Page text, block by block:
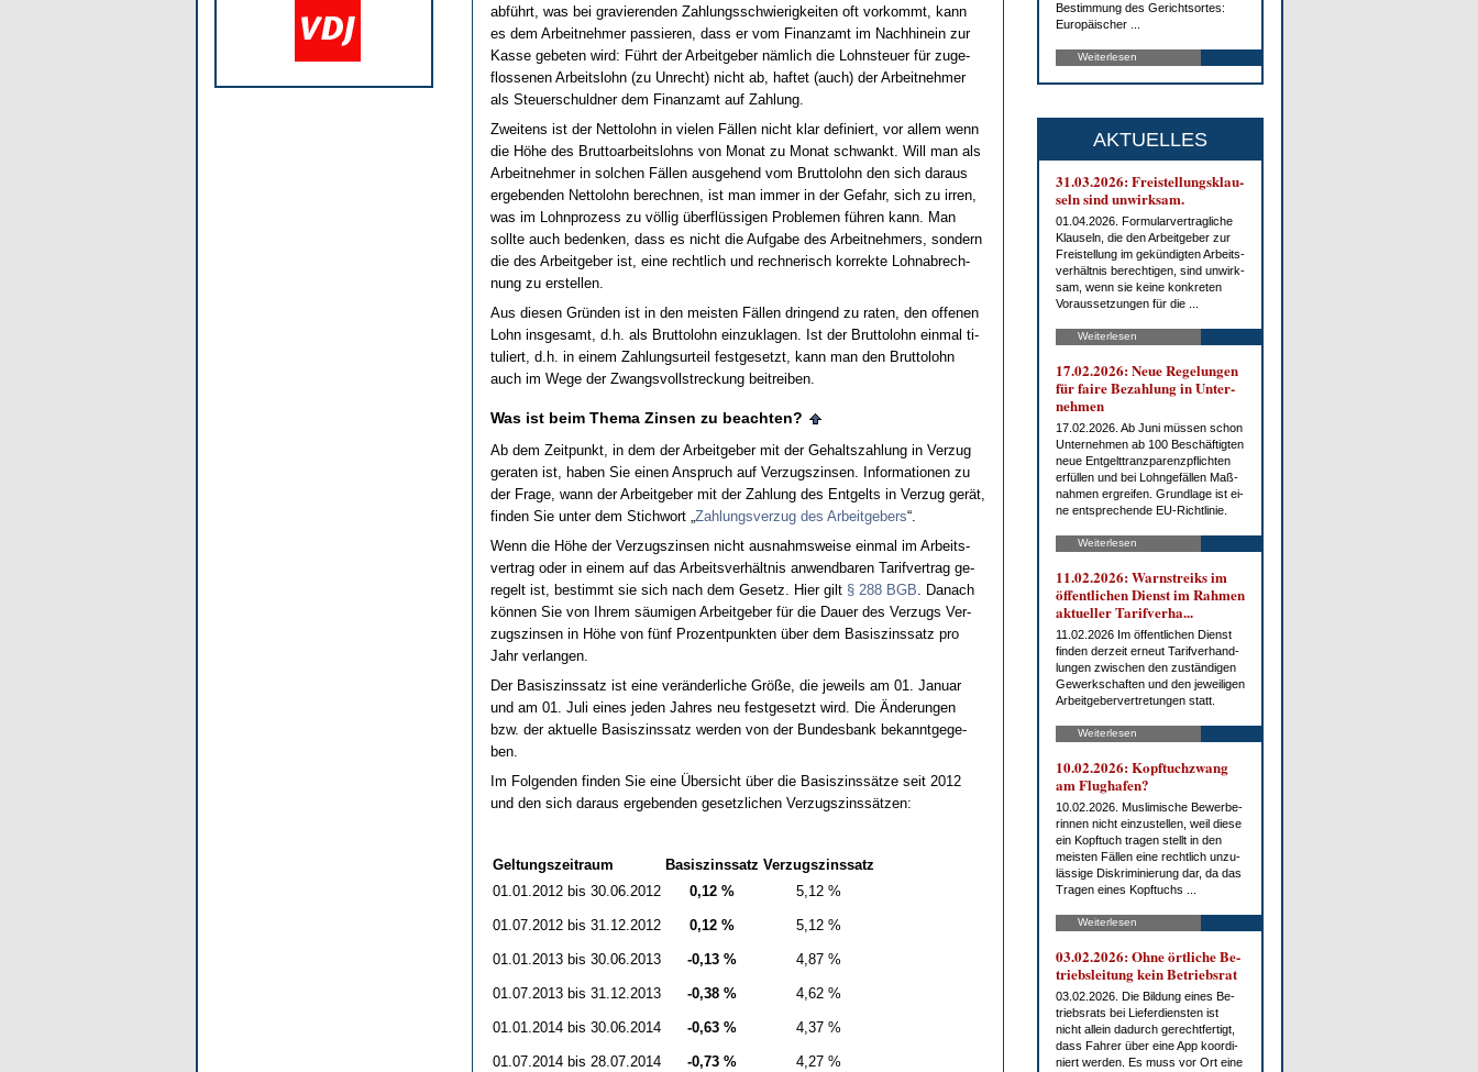
abführt, was bei gra­vie­ren­den Zah­lungs­schwie­rig­kei­ten oft vor­kommt, kann
es dem Ar­beit­neh­mer pas­sie­ren, dass er vom Fi­nanz­amt im Nach­hin­ein zur
Kas­se ge­be­ten wird: Führt der Ar­beit­ge­ber nämlich die Lohn­steu­er für zu­ge­
flos­se­nen Ar­beits­lohn (zu Un­recht) nicht ab, haf­tet (auch) der Ar­beit­neh­mer
als Steu­er­schuld­ner dem Fi­nanz­amt auf Zah­lung.
Zwei­tens ist der Net­to­lohn in vie­len Fällen nicht klar de­fi­niert, vor al­lem wenn
die Höhe des Brut­to­ar­beits­lohns von Mo­nat zu Mo­nat schwankt. Will man als
Ar­beit­neh­mer in sol­chen Fällen aus­ge­hend vom Brut­to­lohn den sich dar­aus
er­ge­ben­den Net­to­lohn be­rech­nen, ist man im­mer in der Ge­fahr, sich zu ir­ren,
was im Lohn­pro­zess zu völlig überflüssi­gen Pro­ble­men führen kann. Man
soll­te auch be­den­ken, dass es nicht die Auf­ga­be des Ar­beit­neh­mers, son­dern
die des Ar­beit­ge­ber ist, ei­ne recht­lich und rech­ne­risch kor­rek­te Lohn­ab­rech­
nung zu er­stel­len.
Aus die­sen Gründen ist in den meis­ten Fällen drin­gend zu ra­ten, den of­fe­nen
Lohn ins­ge­samt, d.h. als Brut­to­lohn ein­zu­kla­gen. Ist der Brut­to­lohn ein­mal ti­
tu­liert, d.h. in ei­nem Zah­lungs­ur­teil fest­ge­setzt, kann man den Brut­to­lohn
auch im We­ge der Zwangs­voll­stre­ckung bei­trei­ben.
Was ist beim The­ma Zin­sen zu be­ach­ten?
Ab dem Zeit­punkt, in dem der Ar­beit­ge­ber mit der Ge­halts­zah­lung in Ver­zug
ge­ra­ten ist, ha­ben Sie ei­nen An­spruch auf Ver­zugs­zin­sen. In­for­ma­tio­nen zu
der Fra­ge, wann der Ar­beit­ge­ber mit der Zah­lung des Ent­gelts in Ver­zug gerät,
fin­den Sie un­ter dem Stich­wort „ Zah­lungs­ver­zug des Ar­beit­ge­bers“.
Wenn die Höhe der Ver­zugs­zin­sen nicht aus­nahms­wei­se ein­mal im Ar­beits­
ver­trag oder in ei­nem auf das Ar­beits­verhält­nis an­wend­ba­ren Ta­rif­ver­trag ge­
re­gelt ist, be­stimmt sie sich nach dem Ge­setz. Hier gilt § 288 BGB . Da­nach
können Sie von Ih­rem säum­i­gen Ar­beit­ge­ber für die Dau­er des Ver­zugs Ver­
zugs­zin­sen in Höhe von fünf Pro­zent­punk­ten über dem Ba­sis­zins­satz pro
Jahr ver­lan­gen.
Der Ba­sis­zins­satz ist ei­ne veränder­li­che Größe, die je­weils am 01. Ja­nu­ar
und am 01. Ju­li ei­nes je­den Jah­res neu fest­ge­setzt wird. Die Ände­run­gen
bzw. der ak­tu­el­le Ba­sis­zins­satz wer­den von der Bun­des­bank be­kannt­ge­ge­
ben.
Im Fol­gen­den fin­den Sie ei­ne Über­sicht über die Ba­sis­zinssätze seit 2012
und den sich dar­aus er­ge­ben­den ge­setz­li­chen Ver­zugs­zinssätzen:
Gel­tungs­zeit­raum Ba­sis­zins­satz Ver­zugs­zins­satz
01.01.2012 bis 30.06.2012
0,12 % 5,12 %
01.07.2012 bis 31.12.2012 0,12 % 5,12 %
01.01.2013 bis 30.06.2013 -0,13 % 4,87 %
01.07.2013 bis 31.12.2013 -0,38 % 4,62 %
01.01.2014 bis 30.06.2014 -0,63 % 4,37 %
01.07.2014 bis 28.07.2014 -0,73 % 4,27 %
Be­stim­mung des Ge­richts­or­tes:
Eu­ro­päi­scher ...
Weiterlesen
AKTUELLES
31.03.2026: Frei­stel­lungs­klau­
seln sind un­wirk­sam.
01.04.2026. For­mu­lar­ver­trag­li­che
Klau­seln, die den Ar­beit­ge­ber zur
Frei­stel­lung im ge­kün­dig­ten Ar­beits­
ver­hält­nis be­rech­ti­gen, sind un­wirk­
sam, wenn sie kei­ne kon­kre­ten
Vor­aus­set­zun­gen für die ...
Weiterlesen
17.02.2026: Neue Re­ge­lun­gen
für fai­re Be­zah­lung in Un­ter­
neh­men
17.02.2026. Ab Ju­ni müs­sen schon
Un­ter­neh­men ab 100 Be­schäf­tig­ten
neue Ent­gelt­tranz­pa­renz­pflich­ten
er­fül­len und bei Lohn­ge­fäl­len Maß­
nah­men er­grei­fen. Grund­la­ge ist ei­
ne ent­spre­chen­de EU-Richt­li­nie.
Weiterlesen
11.02.2026: Warn­streiks im
öf­fent­li­chen Dienst im Rah­men
ak­tu­el­ler Ta­rif­ver­ha...
11.02.2026 Im öf­fent­li­chen Dienst
fin­den der­zeit er­neut Ta­rif­ver­hand­
lun­gen zwi­schen den zu­stän­di­gen
Ge­werk­schaf­ten und den je­wei­li­gen
Ar­beit­ge­ber­ver­tre­tun­gen statt.
Weiterlesen
10.02.2026: Kopf­tuch­zwang
am Flug­ha­fen?
10.02.2026. Mus­li­mi­sche Be­wer­be­
rin­nen nicht ein­zu­stel­len, weil die­se
ein Kopf­tuch tra­gen stellt in den
meis­ten Fäl­len ei­ne recht­lich un­zu­
läs­si­ge Dis­kri­mi­nie­rung dar, da das
Tra­gen ei­nes Kopf­tuchs ...
Weiterlesen
03.02.2026: Oh­ne ört­li­che Be­
triebs­lei­tung kein Be­triebs­rat
03.02.2026. Die Bil­dung ei­nes Be­
triebs­rats bei Lie­fer­diens­ten ist
nicht al­lein da­durch ge­recht­fer­tigt,
dass Fah­rer über ei­ne App ko­or­di­
niert wer­den. Es muss vor Ort ei­ne